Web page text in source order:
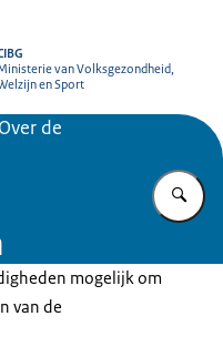
van Volksgezondheid,
en Sport
Over de
mogelijk om
van de